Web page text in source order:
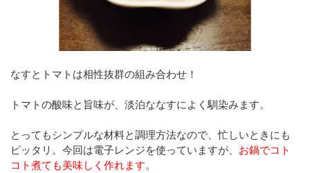
なすとトマトは相性抜群の組み合わせ！
トマトの酸味と旨味が、淡泊ななすによく馴染みます。
とってもシンプルな材料と調理方法なので、忙しいときにも
ピッタリ。今回は電子レンジを使っていますが、 お鍋でコト
コト煮ても美味しく作れます。